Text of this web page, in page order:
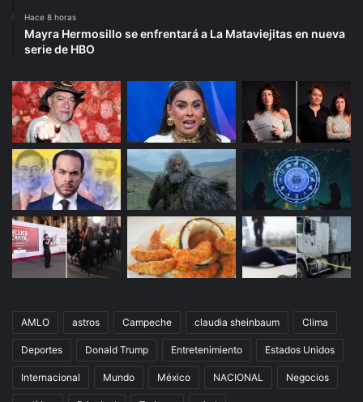
Hace 8 horas
Mayra Hermosillo se enfrentará a La Mataviejitas en nueva
serie de HBO
AMLO astros Campeche claudia sheinbaum Clima
Deportes Donald Trump Entretenimiento Estados Unidos
Internacional Mundo México NACIONAL Negocios